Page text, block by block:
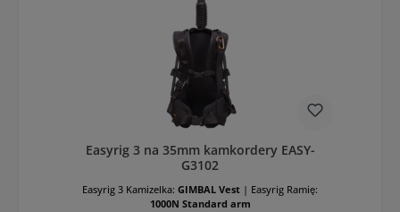
Easyrig 3 na 35mm kamkordery EASY-
G3102
Easyrig 3 Kamizelka: GIMBAL Vest | Easyrig Ramię:
1000N Standard arm